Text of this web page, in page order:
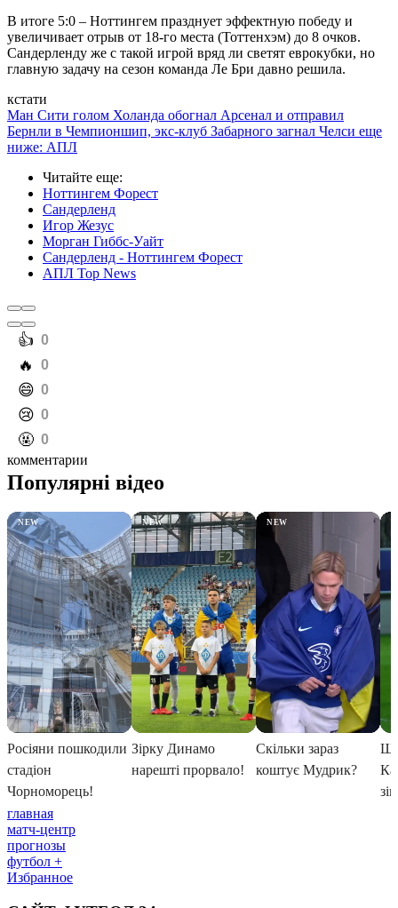
В итоге 5:0 – Ноттингем празднует эффектную победу и
увеличивает отрыв от 18-го места (Тоттенхэм) до 8 очков.
Сандерленду же с такой игрой вряд ли светят еврокубки, но
главную задачу на сезон команда Ле Бри давно решила.
кстати
Ман Сити голом Холанда обогнал Арсенал и отправил
Бернли в Чемпионшип, экс-клуб Забарного загнал Челси еще
ниже: АПЛ
Читайте еще:
Ноттингем Форест
Сандерленд
Игор Жезус
Морган Гиббс-Уайт
Сандерленд - Ноттингем Форест
АПЛ Top News
️👍 0
️🔥 0
️😄 0
️😢 0
️🤬 0
комментарии
главная
матч-центр
прогнозы
футбол +
Избранное